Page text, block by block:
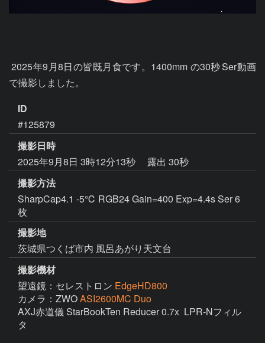
2025年9月8日の皆既月食です。1400mm の30秒	Ser動画
で撮影しました。
ID
#125879
撮影日時
2025年9月8日 3時12分13秒
露出 30秒
撮影方法
SharpCap4.1 -5℃ RGB24 Gain=400 Exp=4.4s Ser 6
枚
撮影地
茨城県つくば市内 風呂あがり天文台
撮影機材
望遠鏡：セレストロン EdgeHD800
カメラ：ZWOASI2600MC Duo
AXJ赤道儀 StarBookTen Reducer 0.7x  LPR-Nフィル
タ